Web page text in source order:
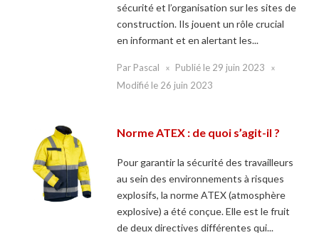
sécurité et l’organisation sur les sites de
construction. Ils jouent un rôle crucial
en informant et en alertant les...
Par Pascal Publié le 29 juin 2023
Modifié le 26 juin 2023
Norme ATEX : de quoi s’agit-il ?
Pour garantir la sécurité des travailleurs
au sein des environnements à risques
explosifs, la norme ATEX (atmosphère
explosive) a été conçue. Elle est le fruit
de deux directives différentes qui...